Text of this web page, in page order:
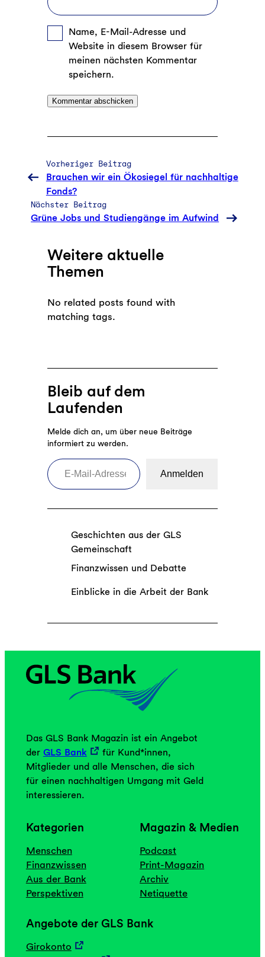
Name, E-Mail-Adresse und
Website in diesem Browser für
meinen nächsten Kommentar
speichern.
Vorheriger Beitrag
Brauchen wir ein Ökosiegel für nachhaltige
Fonds?
Nächster Beitrag
Grüne Jobs und Studiengänge im Aufwind
Weitere aktuelle
Themen
No related posts found with
matching tags.
Bleib auf dem
Laufenden
Melde dich an, um über neue Beiträge
informiert zu werden.
E-Mail-Adresse eingeben
Anmelden
Geschichten aus der GLS
Gemeinschaft
Finanzwissen und Debatte
Einblicke in die Arbeit der Bank
Das GLS Bank Magazin ist ein Angebot
der GLS Bank
für Kund*innen,
Mitglieder und alle Menschen, die sich
für einen nachhaltigen Umgang mit Geld
interessieren.
Kategorien
Menschen
Finanzwissen
Aus der Bank
Perspektiven
Magazin & Medien
Podcast
Print-Magazin
Archiv
Netiquette
Angebote der GLS Bank
Girokonto